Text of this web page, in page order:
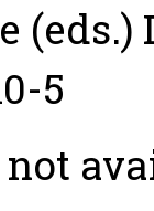
(eds.)
5